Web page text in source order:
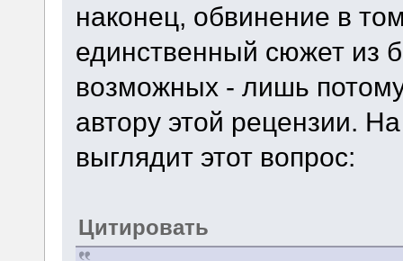
наконец, обвинение в
единственный сюжет из
возможных - лишь
автору этой рецензии.
выглядит этот вопрос:
Цитировать